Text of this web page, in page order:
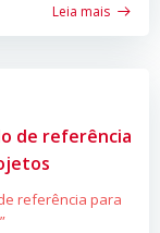
Leia mais
de referência
referência para